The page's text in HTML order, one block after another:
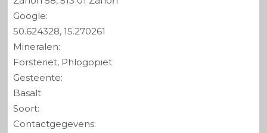
Google:
50.624328, 15.270261
Mineralen:
Forsteriet, Phlogopiet
Gesteente:
Basalt
Soort:
Contactgegevens: